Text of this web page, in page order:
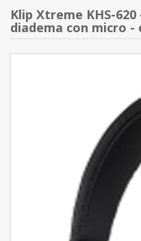
Klip Xtreme KHS-
diadema con micro -